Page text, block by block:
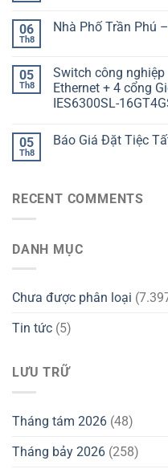
06
Th8
Nhà Phố Trần Phú
05
Th8
Switch công
Ethernet + 4 cổng
IES6300SL-
05
Th8
Báo Giá Đặt Tiệc
RECENT COMMENTS
DANH MỤC
Chưa được phân loại
Tin tức (5)
LƯU TRỮ
Tháng tám 2026 (48)
Tháng bảy 2026 (258)